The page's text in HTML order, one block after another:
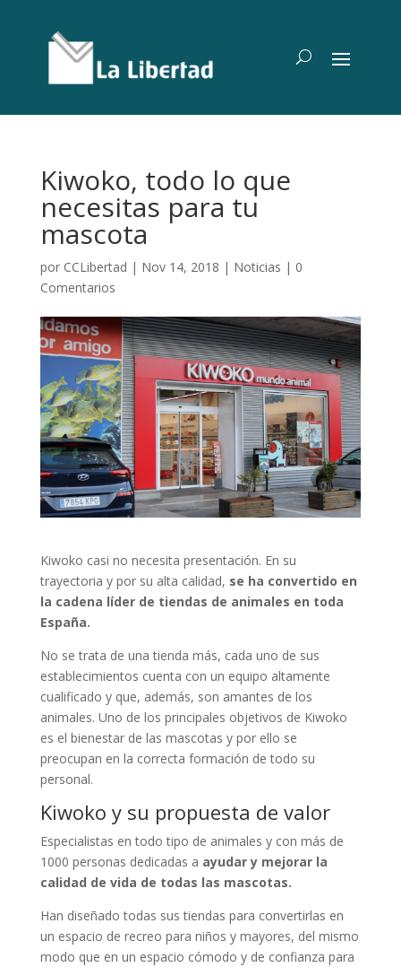
Kiwoko, todo lo que
necesitas para tu
mascota
por CCLibertad | Nov 14, 2018 | Noticias | 0
Comentarios
Kiwoko casi no necesita presentación. En su
trayectoria y por su alta calidad, se ha convertido en
la cadena líder de tiendas de animales en toda
España.
No se trata de una tienda más, cada uno de sus
establecimientos cuenta con un equipo altamente
cualificado y que, además, son amantes de los
animales. Uno de los principales objetivos de Kiwoko
es el bienestar de las mascotas y por ello se
preocupan en la correcta formación de todo su
personal.
Kiwoko y su propuesta de valor
Especialistas en todo tipo de animales y con más de
1000 personas dedicadas a ayudar y mejorar la
calidad de vida de todas las mascotas.
Han diseñado todas sus tiendas para convertirlas en
un espacio de recreo para niños y mayores, del mismo
modo que en un espacio cómodo y de confianza para